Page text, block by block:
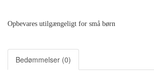
Opbevares utilgængeligt for små børn
Bedømmelser (0)